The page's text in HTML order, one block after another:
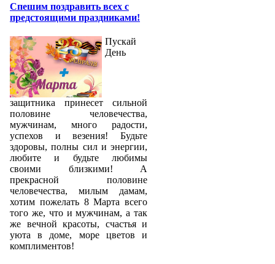
Спешим поздравить всех с
предстоящими праздниками!
Пускай
День
защитника принесет сильной
половине человечества,
мужчинам, много радости,
успехов и везения! Будьте
здоровы, полны сил и энергии,
любите и будьте любимы
своими близкими! А
прекрасной половине
человечества, милым дамам,
хотим пожелать 8 Марта всего
того же, что и мужчинам, а так
же вечной красоты, счастья и
уюта в доме, море цветов и
комплиментов!